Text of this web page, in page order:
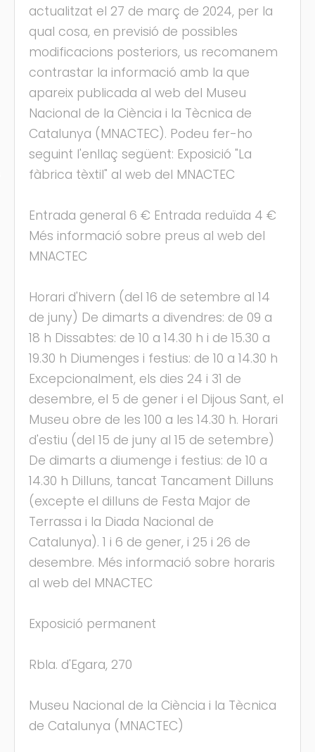
actualitzat el 27 de març de 2024, per la
qual cosa, en previsió de possibles
modificacions posteriors, us recomanem
contrastar la informació amb la que
apareix publicada al web del Museu
Nacional de la Ciència i la Tècnica de
Catalunya (MNACTEC). Podeu fer-ho
seguint l'enllaç següent: Exposició "La
fàbrica tèxtil" al web del MNACTEC
Entrada general 6 € Entrada reduïda 4 €
Més informació sobre preus al web del
MNACTEC
Horari d'hivern (del 16 de setembre al 14
de juny) De dimarts a divendres: de 09 a
18 h Dissabtes: de 10 a 14.30 h i de 15.30 a
19.30 h Diumenges i festius: de 10 a 14.30 h
Excepcionalment, els dies 24 i 31 de
desembre, el 5 de gener i el Dijous Sant, el
Museu obre de les 100 a les 14.30 h. Horari
d'estiu (del 15 de juny al 15 de setembre)
De dimarts a diumenge i festius: de 10 a
14.30 h Dilluns, tancat Tancament Dilluns
(excepte el dilluns de Festa Major de
Terrassa i la Diada Nacional de
Catalunya). 1 i 6 de gener, i 25 i 26 de
desembre. Més informació sobre horaris
al web del MNACTEC
Exposició permanent
Rbla. d'Egara, 270
Museu Nacional de la Ciència i la Tècnica
de Catalunya (MNACTEC)